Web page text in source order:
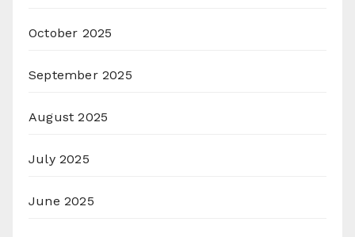
October 2025
September 2025
August 2025
July 2025
June 2025